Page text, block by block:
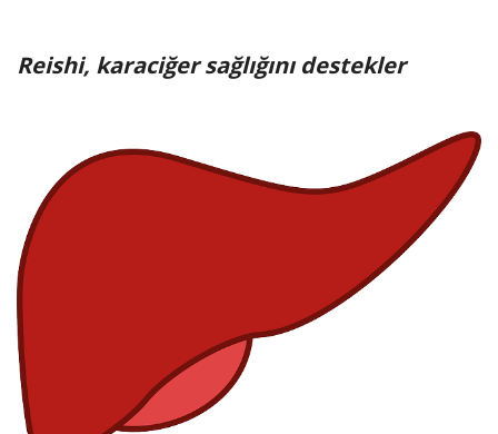
Reishi, karaciğer sağlığını destekler